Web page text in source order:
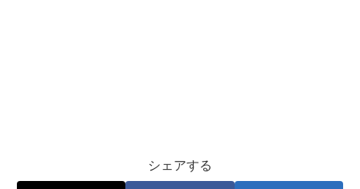
シェアする